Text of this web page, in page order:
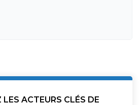
ACTEURS CLÉS DE